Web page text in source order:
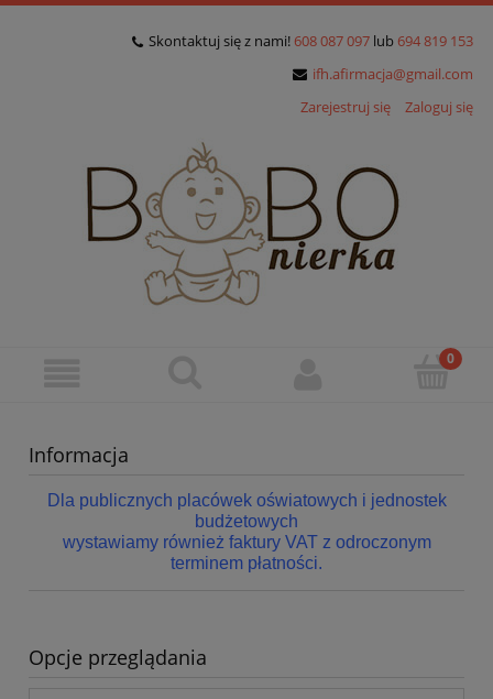
Skontaktuj się z nami! 608 087 097 lub 694 819 153
ifh.afirmacja@gmail.com
Zarejestruj się
Zaloguj się
Informacja
Dla publicznych placówek oświatowych i jednostek
budżetowych
wystawiamy również faktury VAT z odroczonym
terminem płatności.
Opcje przeglądania